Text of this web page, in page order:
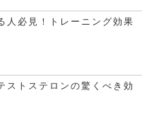
人必見！トレーニング効果
ストステロンの驚くべき効